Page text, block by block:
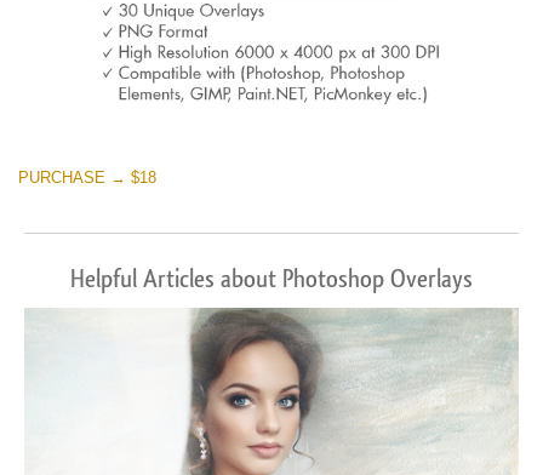
PURCHASE → $18
Helpful Articles about Photoshop Overlays